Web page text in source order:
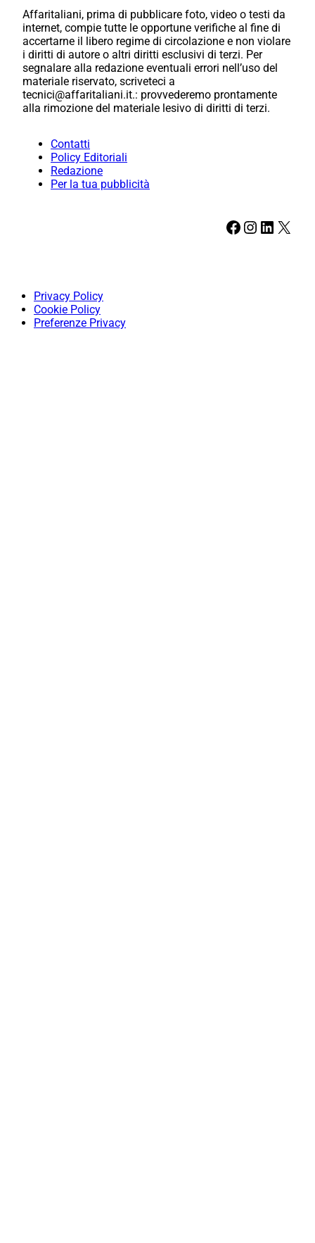
Affaritaliani, prima di pubblicare foto, video o testi da
internet, compie tutte le opportune verifiche al fine di
accertarne il libero regime di circolazione e non violare
i diritti di autore o altri diritti esclusivi di terzi. Per
segnalare alla redazione eventuali errori nell’uso del
materiale riservato, scriveteci a
tecnici@affaritaliani.it.: provvederemo prontamente
alla rimozione del materiale lesivo di diritti di terzi.
Contatti
Policy Editoriali
Redazione
Per la tua pubblicità
Facebook Instagram LinkedIn X
Privacy Policy
Cookie Policy
Preferenze Privacy